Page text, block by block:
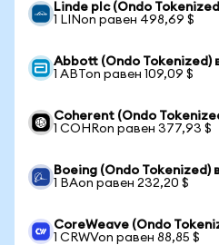
Linde plc (Ondo
1 LINon равен 498,69 $
Abbott (Ondo
1 ABTon равен 109,09 $
Coherent (Ondo
1 COHRon равен 377,93 $
Boeing (Ondo
1 BAon равен 232,20 $
CoreWeave (Ondo
1 CRWVon равен 88,85 $